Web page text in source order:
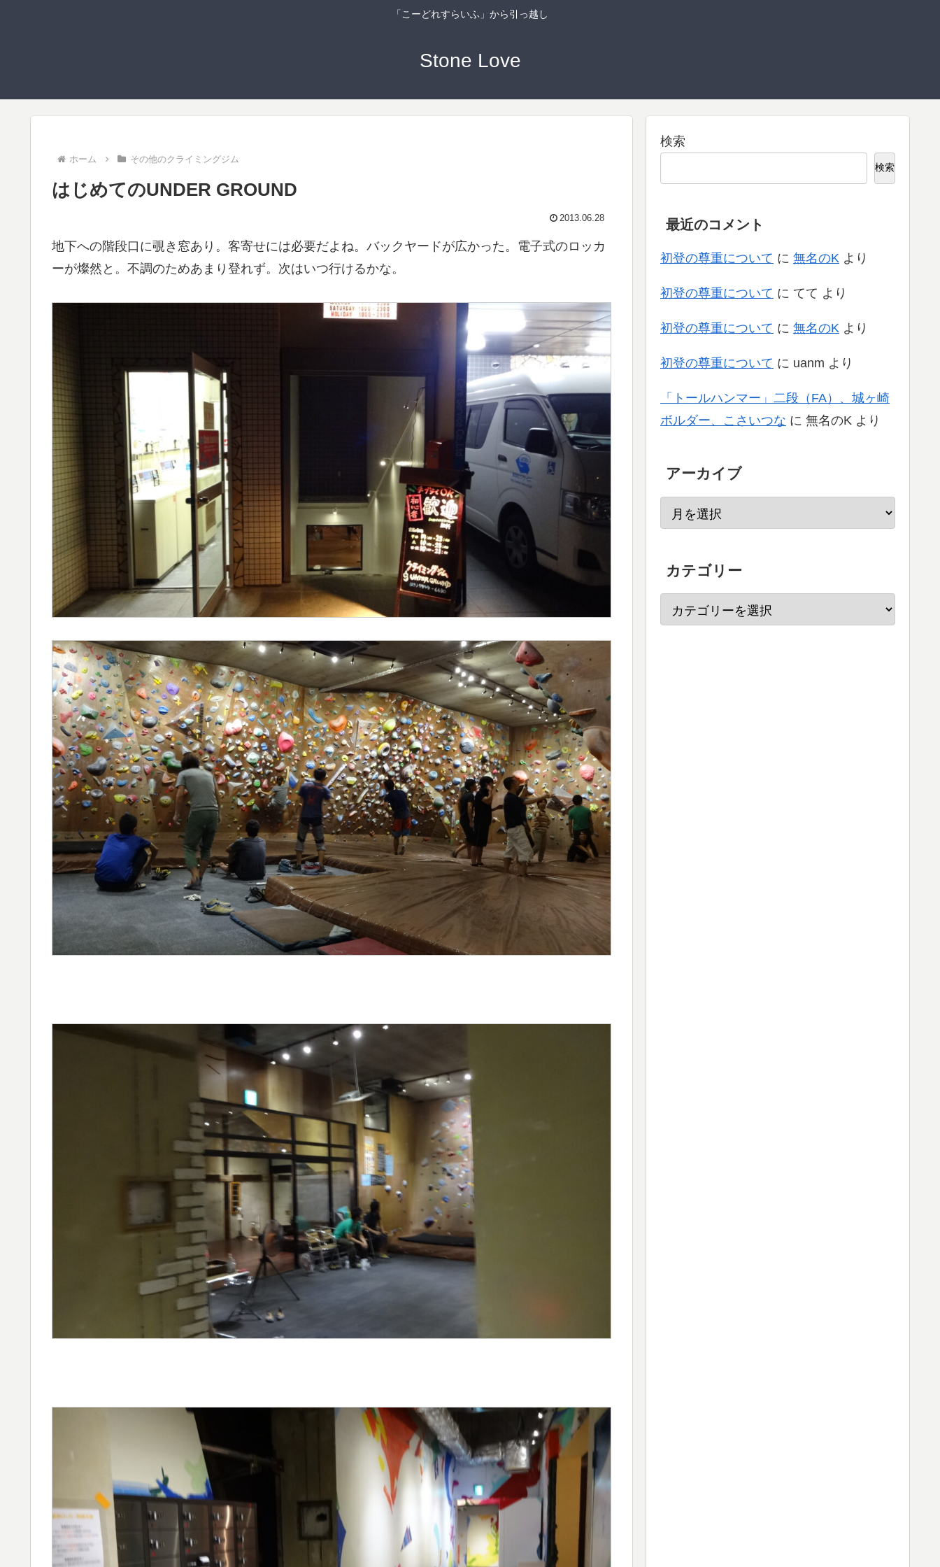
「こーどれすらいふ」から引っ越し
Stone Love
ホーム その他のクライミングジム
はじめてのUNDER GROUND
2013.06.28
地下への階段口に覗き窓あり。客寄せには必要だよね。バックヤードが広かった。電子式のロッカ
ーが燦然と。不調のためあまり登れず。次はいつ行けるかな。
検索
検索
最近のコメント
初登の尊重について に 無名のK より
初登の尊重について に てて より
初登の尊重について に 無名のK より
初登の尊重について に uanm より
「トールハンマー」二段（FA）、城ヶ崎
ボルダー、こさいつな に 無名のK より
アーカイブ
カテゴリー